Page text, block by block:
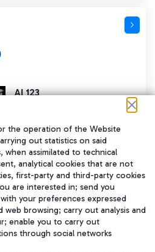
AI 123
the operation of the Website
out statistics on said
when assimilated to technical
analytical cookies that are not
first-party and third-party cookies
are interested in; send you
your preferences expressed
browsing; carry out analysis and
enable you to carry out
through social networks